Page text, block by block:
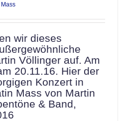
wir dieses
Völlinger auf. Am
20.11.16. Hier der
Konzert in
Mass von Martin
& Band,